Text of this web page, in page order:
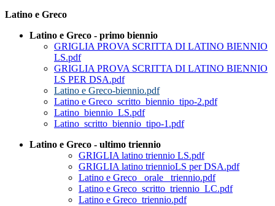
Latino e Greco
Latino e Greco - primo biennio
GRIGLIA PROVA SCRITTA DI LATINO BIENNIO
LS.pdf
GRIGLIA PROVA SCRITTA DI LATINO BIENNIO
LS PER DSA.pdf
Latino e Greco-biennio.pdf
Latino e Greco_scritto_biennio_tipo-2.pdf
Latino_biennio_LS.pdf
Latino_scritto_biennio_tipo-1.pdf
Latino e Greco - ultimo triennio
GRIGLIA latino triennio LS.pdf
GRIGLIA latino triennioLS per DSA.pdf
Latino e Greco_ orale_ triennio.pdf
Latino e Greco_scritto_triennio_LC.pdf
Latino e Greco_triennio.pdf